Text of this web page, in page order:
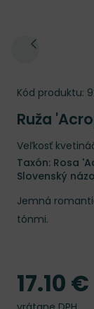
Kód produktu:
Ruža
Veľkosť
Taxón: Rosa
Slovenský
Jemná
tónmi.
Cena
17.10 €